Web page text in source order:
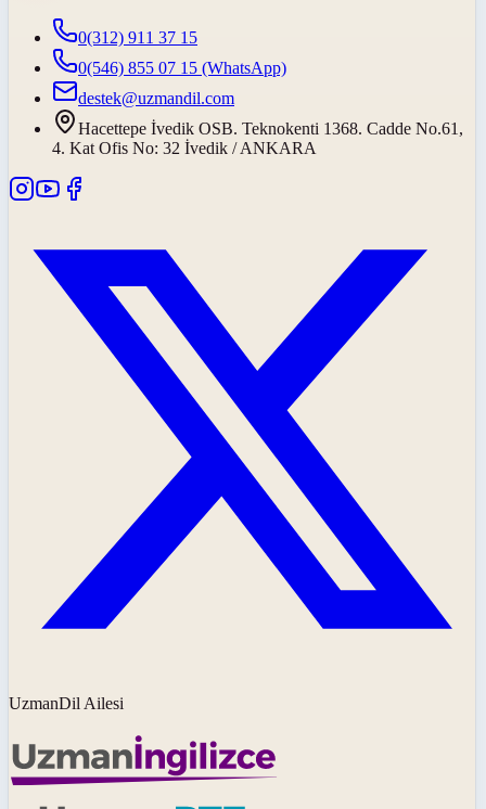
0(312) 911 37 15
0(546) 855 07 15 (WhatsApp)
destek@uzmandil.com
Hacettepe İvedik OSB. Teknokenti 1368. Cadde No.61,
4. Kat Ofis No: 32 İvedik / ANKARA
UzmanDil Ailesi